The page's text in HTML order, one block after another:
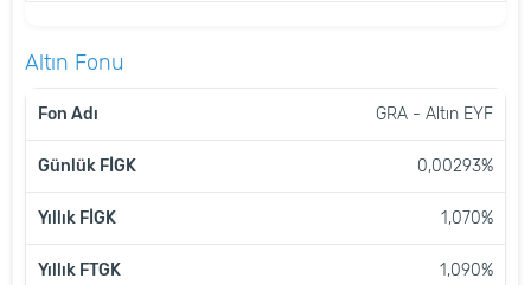
Altın Fonu
FON
GÜNLÜK
GRA - Altın EYF
0,00293%
1,070%
1,090%